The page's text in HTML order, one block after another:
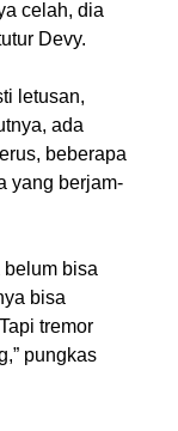
celah, dia
Devy.
letusan,
ada
beberapa
yang berjam-
belum bisa
bisa
tremor
pungkas